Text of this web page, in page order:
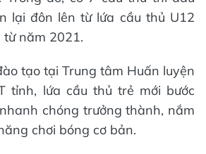
lại đôn lên từ lứa cầu thủ U12
năm 2021.
tạo tại Trung tâm Huấn luyện
tỉnh, lứa cầu thủ trẻ mới bước
chóng trưởng thành, nắm
chơi bóng cơ bản.